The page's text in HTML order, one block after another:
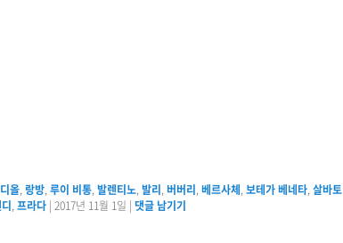
디올,랑방,루이 비통,발렌티노,발리, 버버리,베르사체,보테가 베네타,살바토
,프라다 | 2017년 11월 1일 | 댓글 남기기